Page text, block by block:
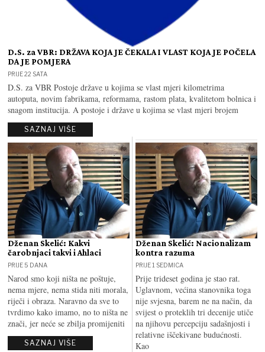
D.S. za VBR: DRŽAVA KOJA JE ČEKALA I VLAST KOJA JE POČELA
DA JE POMJERA
PRIJE 22 SATA
D.S. za VBR Postoje države u kojima se vlast mjeri kilometrima
autoputa, novim fabrikama, reformama, rastom plata, kvalitetom bolnica i
snagom institucija. A postoje i države u kojima se vlast mjeri brojem
SAZNAJ VIŠE
Dženan Skelić: Kakvi
čarobnjaci takvi i Ahlaci
PRIJE 5 DANA
Narod smo koji ništa ne poštuje,
nema mjere, nema stida niti morala,
riječi i obraza. Naravno da sve to
tvrdimo kako imamo, no to ništa ne
znači, jer neće se zbilja promijeniti
SAZNAJ VIŠE
Dženan Skelić: Nacionalizam
kontra razuma
PRIJE 1 SEDMICA
Prije trideset godina je stao rat.
Uglavnom, većina stanovnika toga
nije svjesna, barem ne na način, da
svijest o proteklih tri decenije utiče
na njihovu percepciju sadašnjosti i
relativne iščekivane budućnosti.
Kao